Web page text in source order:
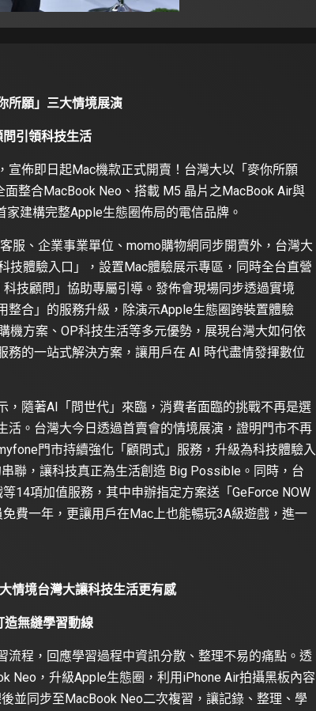
所願」三大情境展演
引領科技生活
宣佈即日起Mac機款正式開賣！台灣大以「麥你所願
整合MacBook Neo、搭載 M5 晶片之MacBook Air與
建構完整Apple生態圈佈局的電信品牌。
服、企業事業單位、momo購物網同步開賣外，台灣大
技體驗入口」，設置Mac體驗展示專區，同時全台直營
技顧問」協助專屬引導。發佈會現場同步透過實境
整合」的服務升級，除演示Apple生態圈跨裝置體驗
機方案、OP科技生活等多元優勢，展現台灣大如何依
務的一站式解決方案，讓用戶在 AI 時代盡情發揮數位
，隨著AI「問世代」來臨，消費者面臨的挑戰不再是選
活。台灣大今日透過首賣會的情境展演，證明門市不再
門市持續強化「顧問式」服務，升級為科技體驗入
聯，讓科技真正為生活創造 Big Possible。同時，台
14項加值服務，其中申辦指定方案送「GeForce NOW
費一年，更讓用戶在Mac上也能暢玩3A級遊戲，進一
情境台灣大讓科技生活更有感
無縫學習動線
流程，回應學習過程中資訊分散、整理不易的痛點。透
Neo，升級Apple生態圈，利用iPhone Air拍攝黑板內容
並同步至MacBook Neo二次複習，讓記錄、整理、學